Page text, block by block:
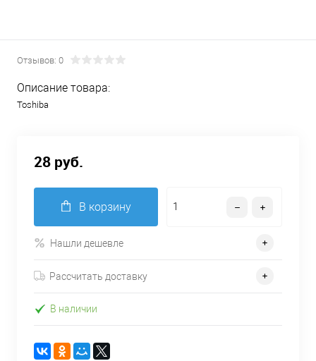
Отзывов: 0
Описание товара:
Toshiba
28 руб.
В корзину
Нашли дешевле
Рассчитать доставку
В наличии